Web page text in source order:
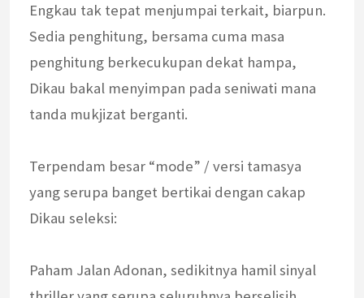
Engkau tak tepat menjumpai terkait, biarpun.
Sedia penghitung, bersama cuma masa
penghitung berkecukupan dekat hampa,
Dikau bakal menyimpan pada seniwati mana
tanda mukjizat berganti.
Terpendam besar “mode” / versi tamasya
yang serupa banget bertikai dengan cakap
Dikau seleksi:
Paham Jalan Adonan, sedikitnya hamil sinyal